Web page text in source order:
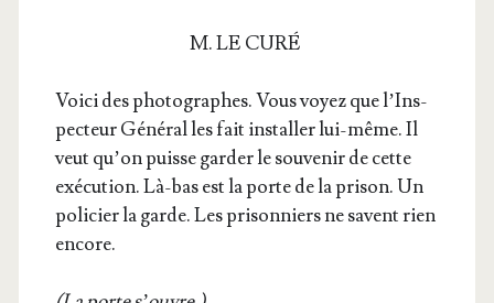
M. LE CURÉ
Voi­ci des pho­to­graphes. Vous voyez que l’Ins­
pec­teur Géné­ral les fait ins­tal­ler lui-même. Il
veut qu’on puisse gar­der le sou­ve­nir de cette
exé­cu­tion. Là-bas est la porte de la pri­son. Un
poli­cier la garde. Les pri­son­niers ne savent rien
encore.